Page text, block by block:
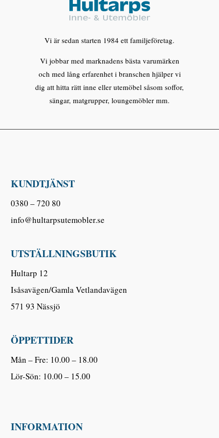
Vi är sedan starten 1984 ett familjeföretag.
Vi jobbar med marknadens bästa varumärken
och med lång erfarenhet i branschen hjälper vi
dig att hitta rätt inne eller utemöbel såsom soffor,
sängar, matgrupper, loungemöbler mm.
KUNDTJÄNST
0380 – 720 80
info@hultarpsutemobler.se
UTSTÄLLNINGSBUTIK
Hultarp 12
Isåsavägen/Gamla Vetlandavägen
571 93 Nässjö
ÖPPETTIDER
Mån – Fre: 10.00 – 18.00
Lör-Sön: 10.00 – 15.00
INFORMATION